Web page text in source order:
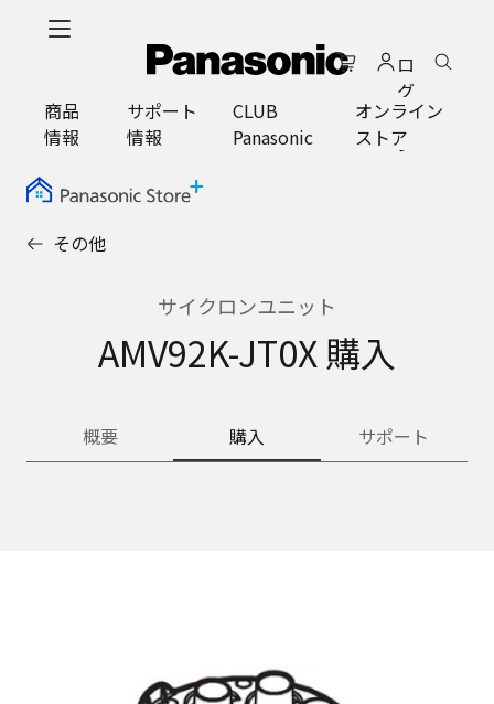
ロ
グ
イ
ン
商品
情報
サポート
情報
CLUB
Panasonic
オンライン
ストア
その他
サイクロンユニット
AMV92K-JT0X 購入
概要 購入 サポート